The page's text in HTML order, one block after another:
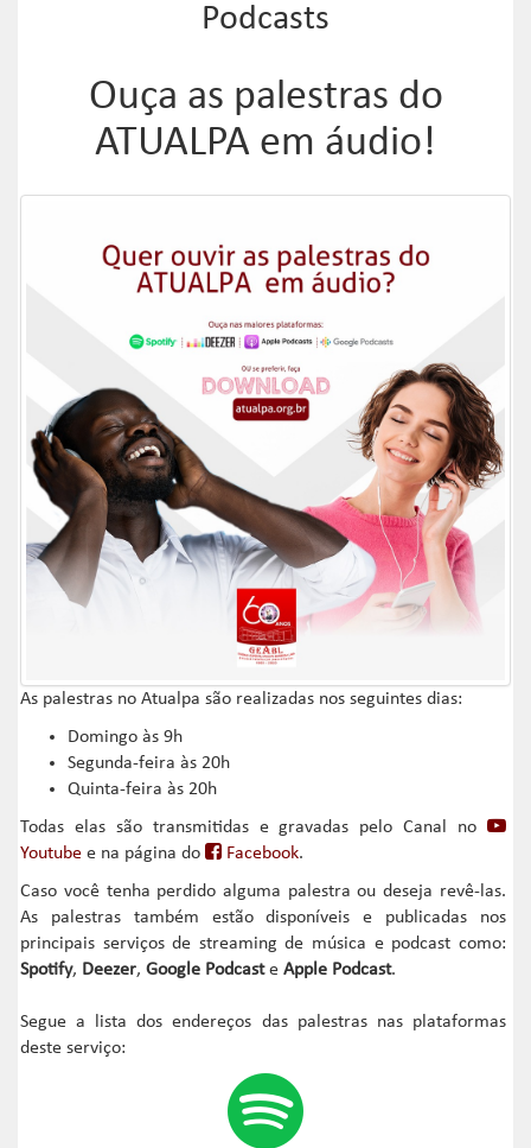
Podcasts
Ouça as palestras do
ATUALPA em áudio!
As palestras no Atualpa são realizadas nos seguintes dias:
Domingo às 9h
Segunda-feira às 20h
Quinta-feira às 20h
Todas elas são transmitidas e gravadas pelo Canal no
Youtube e na página do Facebook.
Caso você tenha perdido alguma palestra ou deseja revê-las.
As palestras também estão disponíveis e publicadas nos
principais serviços de streaming de música e podcast como:
Spotify, Deezer,Google PodcasteApple Podcast.
Segue a lista dos endereços das palestras nas plataformas
deste serviço: